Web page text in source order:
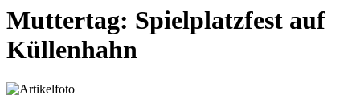
Muttertag: Spielplatzfest auf
Küllenhahn